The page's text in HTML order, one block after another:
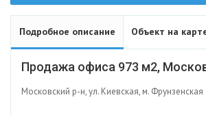
Подробное описание Объект на
Продажа офиса 973 м2,
Московский р-н, ул. Киевская, м. Фрунзенская